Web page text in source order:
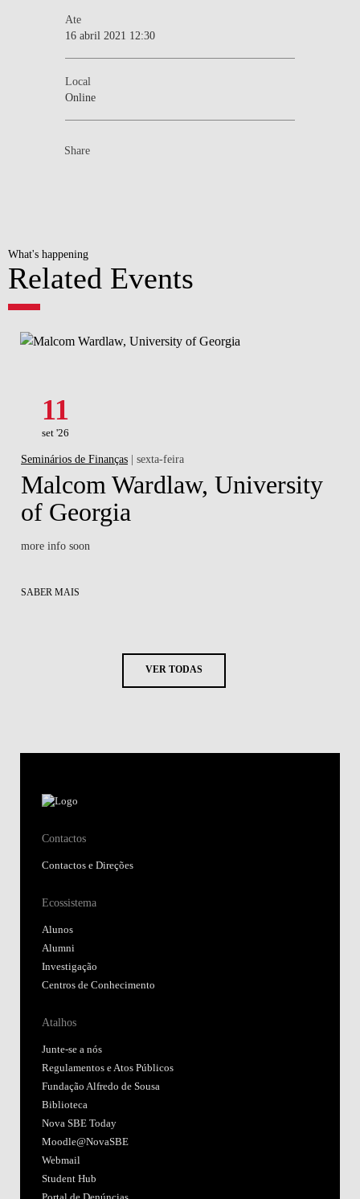
Ate
16 abril 2021 12:30
Local
Online
Share
What's happening
Related Events
11
set '26
Seminários de Finanças | sexta-feira
Malcom Wardlaw, University
of Georgia
more info soon
SABER MAIS
VER TODAS
Contactos
Contactos e Direções
Ecossistema
Alunos
Alumni
Investigação
Centros de Conhecimento
Atalhos
Junte-se a nós
Regulamentos e Atos Públicos
Fundação Alfredo de Sousa
Biblioteca
Nova SBE Today
Moodle@NovaSBE
Webmail
Student Hub